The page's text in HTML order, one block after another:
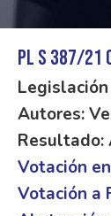
PL S 387/21
Autores:
Resultado:
Votación
Votación a